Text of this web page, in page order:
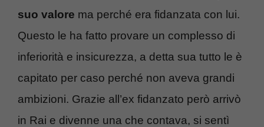
suo valore ma perché era fidanzata con lui.
Questo le ha fatto provare un complesso di
inferiorità e insicurezza, a detta sua tutto le è
capitato per caso perché non aveva grandi
ambizioni. Grazie all’ex fidanzato però arrivò
in Rai e divenne una che contava, si sentì